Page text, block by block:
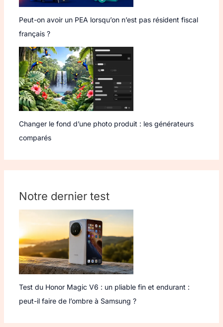
Peut-on avoir un PEA lorsqu’on n’est pas résident fiscal
français ?
Changer le fond d’une photo produit : les générateurs
comparés
Notre dernier test
Test du Honor Magic V6 : un pliable fin et endurant :
peut-il faire de l’ombre à Samsung ?